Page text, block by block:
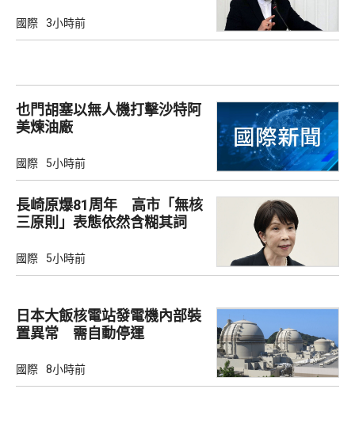
國際 3小時前
也門胡塞以無人機打擊沙特阿
美煉油廠
國際 5小時前
長崎原爆81周年 高市「無核
三原則」表態依然含糊其詞
國際 5小時前
日本大飯核電站發電機內部裝
置異常 需自動停運
國際 8小時前